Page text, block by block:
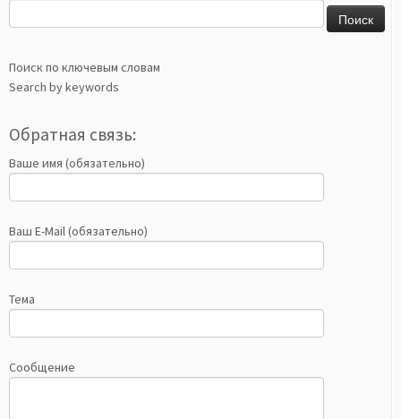
Поиск по ключевым словам
Search by keywords
Обратная связь:
Ваше имя (обязательно)
Ваш E-Mail (обязательно)
Тема
Сообщение